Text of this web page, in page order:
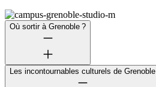
Où sortir à Grenoble ?
Les incontournables culturels de Grenoble